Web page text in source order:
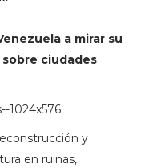
a mirar su
ciudades
y
en ruinas,